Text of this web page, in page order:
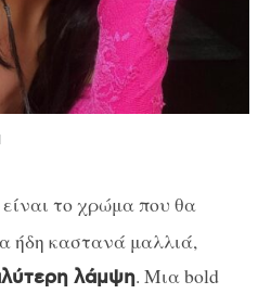
είναι το χρώμα που θα
ήδη καστανά μαλλιά,
λάμψη. Μια bold